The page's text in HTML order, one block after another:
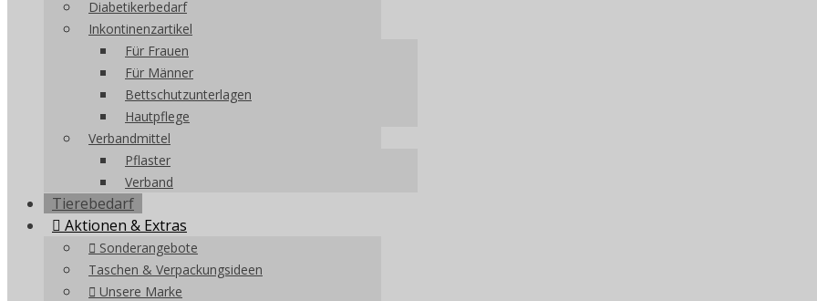
Diabetikerbedarf
Inkontinenzartikel
Für Frauen
Für Männer
Bettschutzunterlagen
Hautpflege
Verbandmittel
Pflaster
Verband
Tierebedarf
Aktionen & Extras
Sonderangebote
Taschen & Verpackungsideen
Unsere Marke